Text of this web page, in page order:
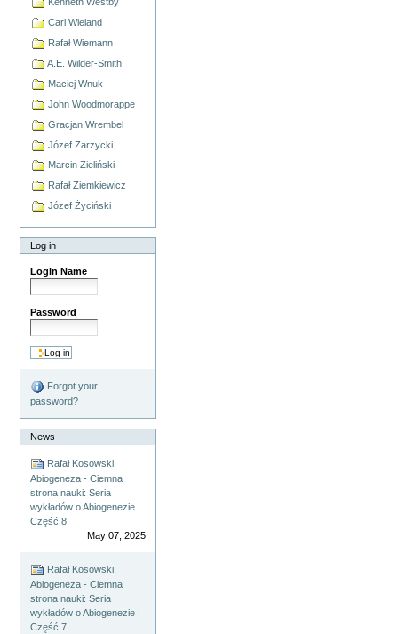
Carl Wieland
Rafał Wiemann
A.E. Wilder-Smith
Maciej Wnuk
John Woodmorappe
Gracjan Wrembel
Józef Zarzycki
Marcin Zieliński
Rafał Ziemkiewicz
Józef Życiński
Log in
Login Name
Password
Forgot your
password?
News
Rafał Kosowski,
Abiogeneza - Ciemna
strona nauki: Seria
wykładów o Abiogenezie |
Część 8
May 07, 2025
Rafał Kosowski,
Abiogeneza - Ciemna
strona nauki: Seria
wykładów o Abiogenezie |
Część 7